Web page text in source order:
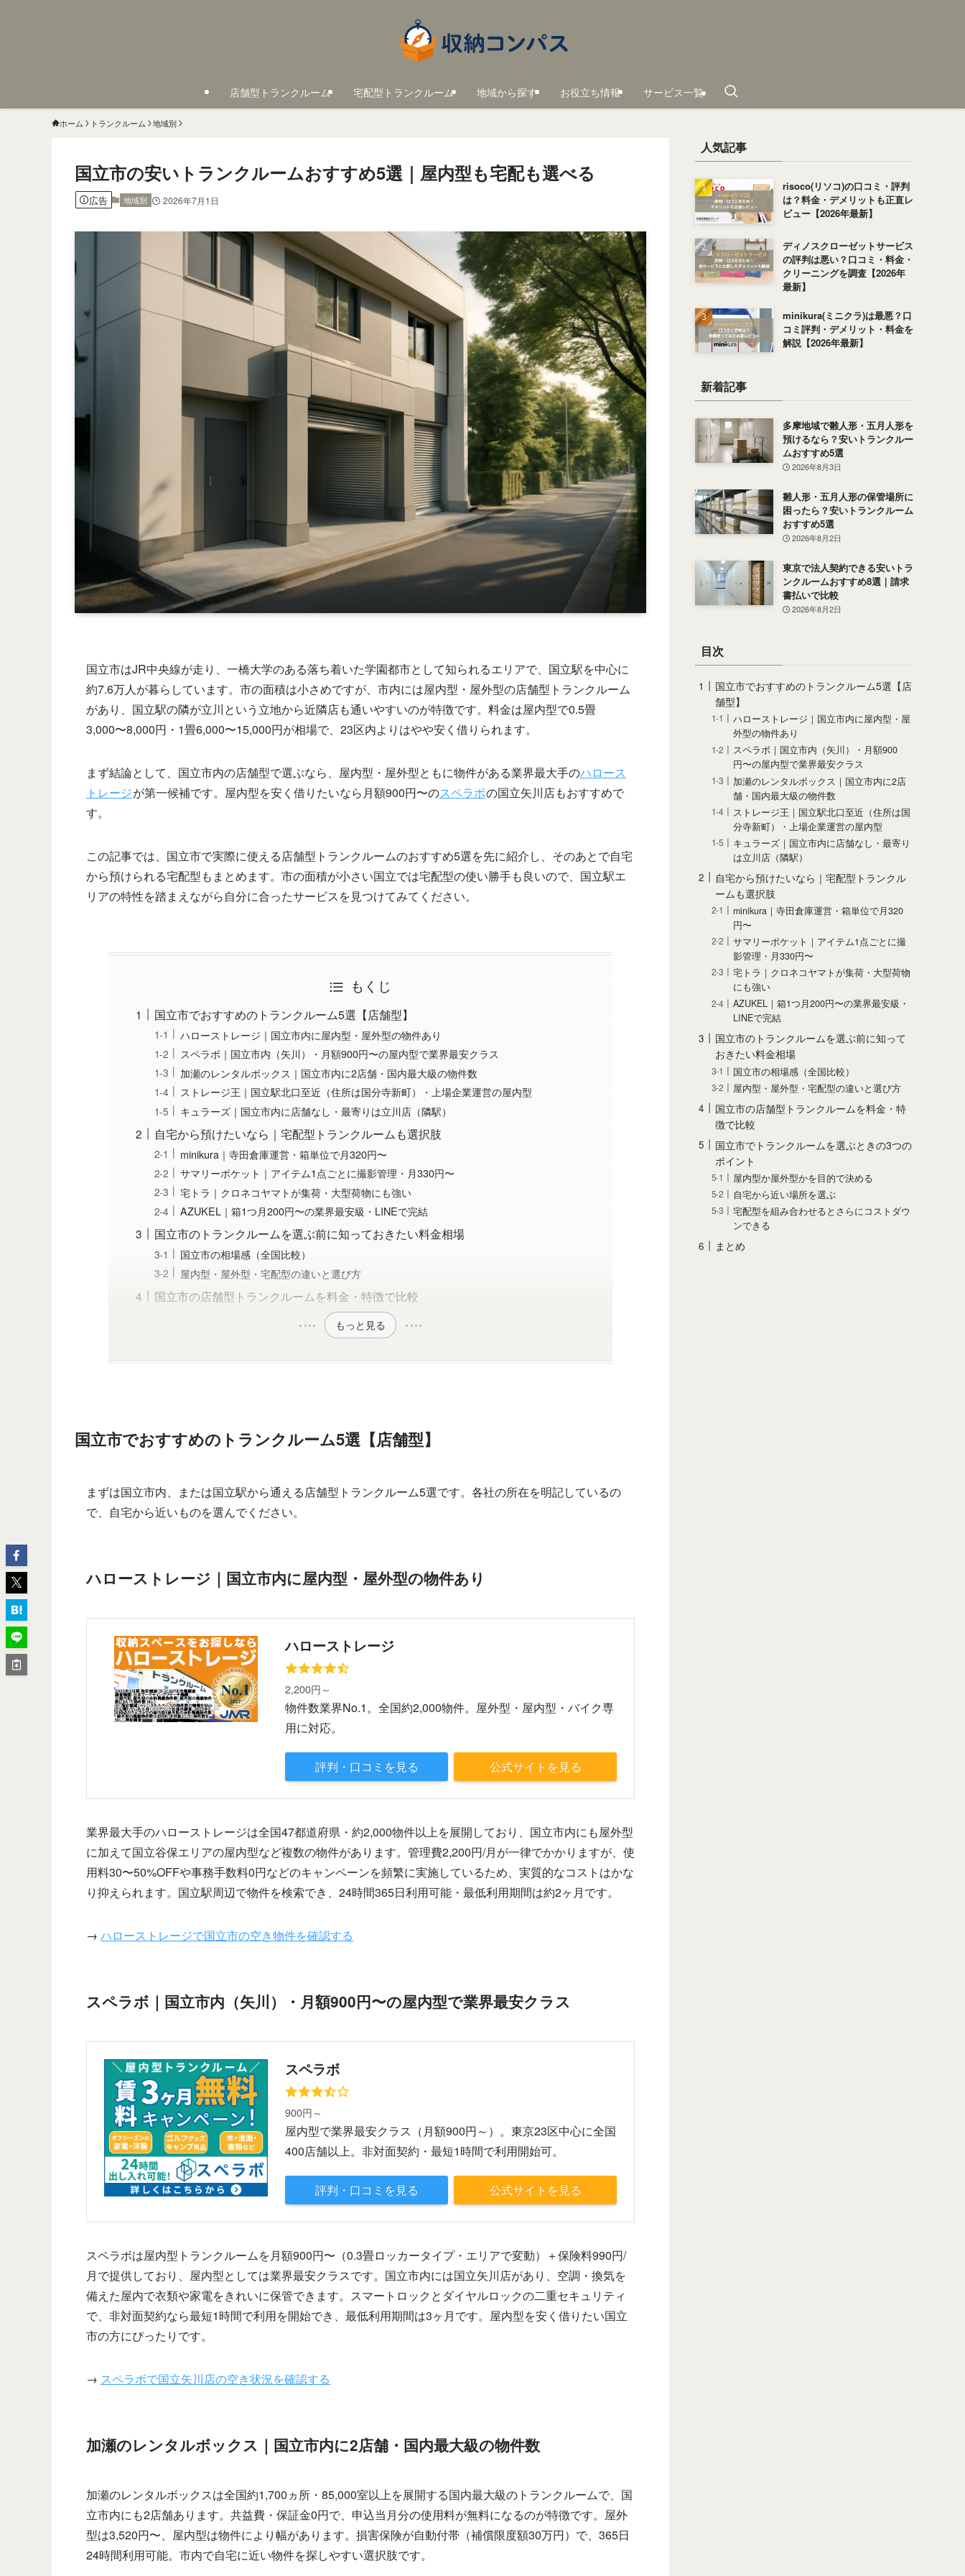
店舗型トランクルーム 宅配型トランクルーム 地域から探す お役立ち情報 サービス一覧
ホーム トランクルーム 地域別
国立市の安いトランクルームおすすめ5選｜屋内型も宅配も選べる
広告 地域別 2026年7月1日
国立市はJR中央線が走り、一橋大学のある落ち着いた学園都市として知られるエリアで、国立駅を中心に
約7.6万人が暮らしています。市の面積は小さめですが、市内には屋内型・屋外型の店舗型トランクルーム
があり、国立駅の隣が立川という立地から近隣店も通いやすいのが特徴です。料金は屋内型で0.5畳
3,000〜8,000円・1畳6,000〜15,000円が相場で、23区内よりはやや安く借りられます。
まず結論として、国立市内の店舗型で選ぶなら、屋内型・屋外型ともに物件がある業界最大手のハロース
トレージが第一候補です。屋内型を安く借りたいなら月額900円〜のスペラボの国立矢川店もおすすめで
す。
この記事では、国立市で実際に使える店舗型トランクルームのおすすめ5選を先に紹介し、そのあとで自宅
から預けられる宅配型もまとめます。市の面積が小さい国立では宅配型の使い勝手も良いので、国立駅エ
リアの特性を踏まえながら自分に合ったサービスを見つけてみてください。
もくじ
国立市でおすすめのトランクルーム5選【店舗型】
ハローストレージ｜国立市内に屋内型・屋外型の物件あり
スペラボ｜国立市内（矢川）・月額900円〜の屋内型で業界最安クラス
加瀬のレンタルボックス｜国立市内に2店舗・国内最大級の物件数
ストレージ王｜国立駅北口至近（住所は国分寺新町）・上場企業運営の屋内型
キュラーズ｜国立市内に店舗なし・最寄りは立川店（隣駅）
自宅から預けたいなら｜宅配型トランクルームも選択肢
minikura｜寺田倉庫運営・箱単位で月320円〜
サマリーポケット｜アイテム1点ごとに撮影管理・月330円〜
宅トラ｜クロネコヤマトが集荷・大型荷物にも強い
AZUKEL｜箱1つ月200円〜の業界最安級・LINEで完結
国立市のトランクルームを選ぶ前に知っておきたい料金相場
国立市の相場感（全国比較）
屋内型・屋外型・宅配型の違いと選び方
国立市の店舗型トランクルームを料金・特徴で比較
もっと見る
国立市でおすすめのトランクルーム5選【店舗型】
まずは国立市内、または国立駅から通える店舗型トランクルーム5選です。各社の所在を明記しているの
で、自宅から近いものを選んでください。
ハローストレージ｜国立市内に屋内型・屋外型の物件あり
ハローストレージ
2,200円～
物件数業界No.1。全国約2,000物件。屋外型・屋内型・バイク専
用に対応。
評判・口コミを見る 公式サイトを見る
業界最大手のハローストレージは全国47都道府県・約2,000物件以上を展開しており、国立市内にも屋外型
に加えて国立谷保エリアの屋内型など複数の物件があります。管理費2,200円/月が一律でかかりますが、使
用料30〜50%OFFや事務手数料0円などのキャンペーンを頻繁に実施しているため、実質的なコストはかな
り抑えられます。国立駅周辺で物件を検索でき、24時間365日利用可能・最低利用期間は約2ヶ月です。
→ ハローストレージで国立市の空き物件を確認する
スペラボ｜国立市内（矢川）・月額900円〜の屋内型で業界最安クラス
スペラボ
900円～
屋内型で業界最安クラス（月額900円～）。東京23区中心に全国
400店舗以上。非対面契約・最短1時間で利用開始可。
評判・口コミを見る 公式サイトを見る
スペラボは屋内型トランクルームを月額900円〜（0.3畳ロッカータイプ・エリアで変動）＋保険料990円/
月で提供しており、屋内型としては業界最安クラスです。国立市内には国立矢川店があり、空調・換気を
備えた屋内で衣類や家電をきれいに保管できます。スマートロックとダイヤルロックの二重セキュリティ
で、非対面契約なら最短1時間で利用を開始でき、最低利用期間は3ヶ月です。屋内型を安く借りたい国立
市の方にぴったりです。
→ スペラボで国立矢川店の空き状況を確認する
加瀬のレンタルボックス｜国立市内に2店舗・国内最大級の物件数
加瀬のレンタルボックスは全国約1,700ヵ所・85,000室以上を展開する国内最大級のトランクルームで、国
立市内にも2店舗あります。共益費・保証金0円で、申込当月分の使用料が無料になるのが特徴です。屋外
型は3,520円〜、屋内型は物件により幅があります。損害保険が自動付帯（補償限度額30万円）で、365日
24時間利用可能。市内で自宅に近い物件を探しやすい選択肢です。
人気記事
risoco(リソコ)の口コミ・評判
は？料金・デメリットも正直レ
ビュー【2026年最新】
ディノスクローゼットサービス
の評判は悪い？口コミ・料金・
クリーニングを調査【2026年
最新】
minikura(ミニクラ)は最悪？口
コミ評判・デメリット・料金を
解説【2026年最新】
新着記事
多摩地域で雛人形・五月人形を
預けるなら？安いトランクルー
ムおすすめ5選
2026年8月3日
雛人形・五月人形の保管場所に
困ったら？安いトランクルーム
おすすめ5選
2026年8月2日
東京で法人契約できる安いトラ
ンクルームおすすめ8選｜請求
書払いで比較
2026年8月2日
目次
国立市でおすすめのトランクルーム5選【店
舗型】
ハローストレージ｜国立市内に屋内型・屋
外型の物件あり
スペラボ｜国立市内（矢川）・月額900
円〜の屋内型で業界最安クラス
加瀬のレンタルボックス｜国立市内に2店
舗・国内最大級の物件数
ストレージ王｜国立駅北口至近（住所は国
分寺新町）・上場企業運営の屋内型
キュラーズ｜国立市内に店舗なし・最寄り
は立川店（隣駅）
自宅から預けたいなら｜宅配型トランクル
ームも選択肢
minikura｜寺田倉庫運営・箱単位で月320
円〜
サマリーポケット｜アイテム1点ごとに撮
影管理・月330円〜
宅トラ｜クロネコヤマトが集荷・大型荷物
にも強い
AZUKEL｜箱1つ月200円〜の業界最安級・
LINEで完結
国立市のトランクルームを選ぶ前に知って
おきたい料金相場
国立市の相場感（全国比較）
屋内型・屋外型・宅配型の違いと選び方
国立市の店舗型トランクルームを料金・特
徴で比較
国立市でトランクルームを選ぶときの3つの
ポイント
屋内型か屋外型かを目的で決める
自宅から近い場所を選ぶ
宅配型を組み合わせるとさらにコストダウ
ンできる
まとめ